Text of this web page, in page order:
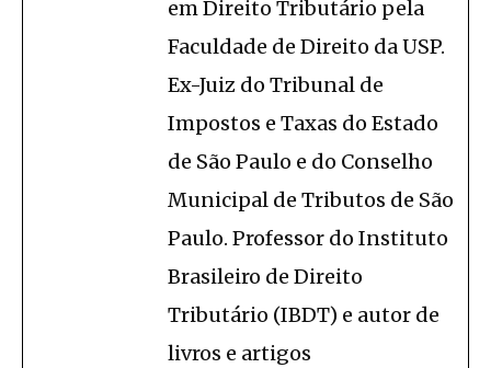
em Direito Tributário pela
Faculdade de Direito da USP.
Ex-Juiz do Tribunal de
Impostos e Taxas do Estado
de São Paulo e do Conselho
Municipal de Tributos de São
Paulo. Professor do Instituto
Brasileiro de Direito
Tributário (IBDT) e autor de
livros e artigos